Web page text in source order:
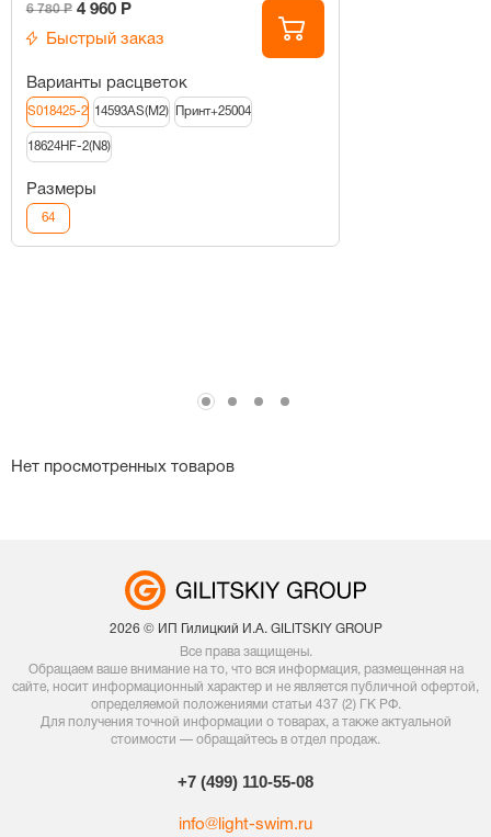
6 780 Р 4 960 Р
Быстрый заказ
Варианты расцветок
S018425-2 14593AS(M2) Принт+25004
18624HF-2(N8)
Размеры
64
Нет просмотренных товаров
2026 © ИП Гилицкий И.А. GILITSKIY GROUP
Все права защищены.
Обращаем ваше внимание на то, что вся информация, размещенная на
сайте, носит информационный характер и не является публичной офертой,
определяемой положениями статьи 437 (2) ГК РФ.
Для получения точной информации о товарах, а также актуальной
стоимости — обращайтесь в отдел продаж.
+7 (499) 110-55-08
info@light-swim.ru